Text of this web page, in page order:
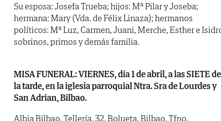
Su esposa: Josefa Trueba; hijos: Mª Pilar y Joseba;
hermana: Mary (Vda. de Félix Linaza); hermanos
políticos: Mª Luz, Carmen, Juani, Merche, Esther e
sobrinos, primos y demás familia.
MISA FUNERAL: VIERNES, día 1 de abril, a las SIETE de
la tarde, en la iglesia parroquial Ntra. Sra de Lourdes y
San Adrian, Bilbao.
Albia Bilbao. Tellería, 32. Bolueta, Bilbao. Tfno.